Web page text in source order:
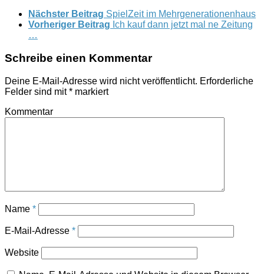
Nächster Beitrag SpielZeit im Mehrgenerationenhaus
Vorheriger Beitrag Ich kauf dann jetzt mal ne Zeitung
…
Schreibe einen Kommentar
Deine E-Mail-Adresse wird nicht veröffentlicht. Erforderliche
Felder sind mit* markiert
Kommentar
Name *
E-Mail-Adresse *
Website